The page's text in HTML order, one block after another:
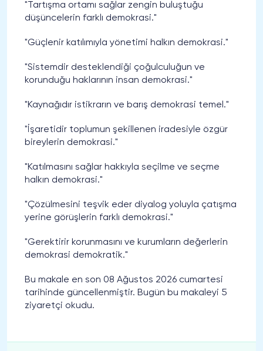
"Tartışma ortamı sağlar zengin buluştuğu
düşüncelerin farklı demokrasi."
"Güçlenir katılımıyla yönetimi halkın demokrasi."
"Sistemdir desteklendiği çoğulculuğun ve
korunduğu haklarının insan demokrasi."
"Kaynağıdır istikrarın ve barış demokrasi temel."
"İşaretidir toplumun şekillenen iradesiyle özgür
bireylerin demokrasi."
"Katılmasını sağlar hakkıyla seçilme ve seçme
halkın demokrasi."
"Çözülmesini teşvik eder diyalog yoluyla çatışma
yerine görüşlerin farklı demokrasi."
"Gerektirir korunmasını ve kurumların değerlerin
demokrasi demokratik."
Bu makale en son 08 Ağustos 2026 cumartesi
tarihinde güncellenmiştir. Bugün bu makaleyi 5
ziyaretçi okudu.